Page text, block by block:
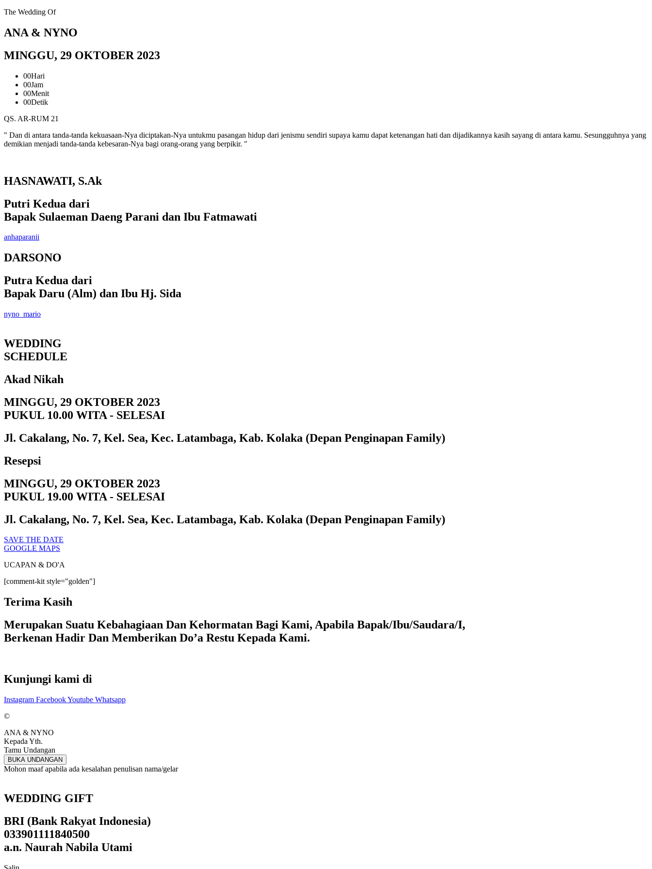
The Wedding Of
ANA & NYNO
MINGGU, 29 OKTOBER 2023
00Hari
00Jam
00Menit
00Detik
QS. AR-RUM 21
" Dan di antara tanda-tanda kekuasaan-Nya diciptakan-Nya untukmu pasangan hidup dari jenismu sendiri supaya kamu dapat ketenangan hati dan dijadikannya kasih sayang di antara kamu. Sesungguhnya yang
demikian menjadi tanda-tanda kebesaran-Nya bagi orang-orang yang berpikir. "
HASNAWATI, S.Ak
Putri Kedua dari
Bapak Sulaeman Daeng Parani dan Ibu Fatmawati
anhaparanii
DARSONO
Putra Kedua dari
Bapak Daru (Alm) dan Ibu Hj. Sida
nyno_mario
WEDDING
SCHEDULE
Akad Nikah
MINGGU, 29 OKTOBER 2023
PUKUL 10.00 WITA - SELESAI
Jl. Cakalang, No. 7, Kel. Sea, Kec. Latambaga, Kab. Kolaka (Depan Penginapan Family)
Resepsi
MINGGU, 29 OKTOBER 2023
PUKUL 19.00 WITA - SELESAI
Jl. Cakalang, No. 7, Kel. Sea, Kec. Latambaga, Kab. Kolaka (Depan Penginapan Family)
SAVE THE DATE
GOOGLE MAPS
UCAPAN & DO'A
[comment-kit style="golden"]
Terima Kasih
Merupakan Suatu Kebahagiaan Dan Kehormatan Bagi Kami, Apabila Bapak/Ibu/Saudara/I,
Berkenan Hadir Dan Memberikan Do’a Restu Kepada Kami.
Kunjungi kami di
Instagram FacebookYoutube Whatsapp
©
ANA & NYNO
Kepada Yth.
Tamu Undangan
BUKA UNDANGAN
Mohon maaf apabila ada kesalahan penulisan nama/gelar
WEDDING GIFT
BRI (Bank Rakyat Indonesia)
033901111840500
a.n. Naurah Nabila Utami